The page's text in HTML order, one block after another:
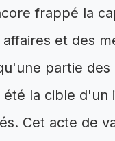
frappé la
et des
partie
été la cible
Cet acte de